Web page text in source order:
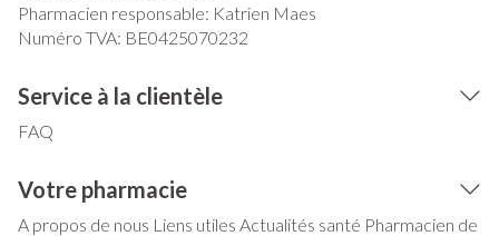
Pharmacien responsable: Katrien Maes
Numéro TVA: BE0425070232
Service à la clientèle
FAQ
Votre pharmacie
A propos de nous Liens utiles Actualités santé Pharmacien de